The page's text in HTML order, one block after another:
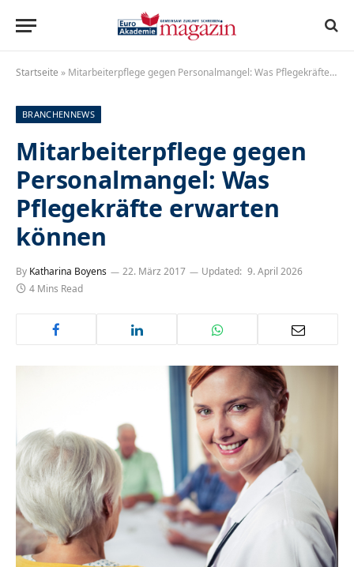
Startseite » Mitarbeiterpflege gegen Personalmangel: Was Pflegekräfte erwarten können
BRANCHENNEWS
Mitarbeiterpflege gegen
Personalmangel: Was
Pflegekräfte erwarten
können
By Katharina Boyens 22. März 2017 Updated: 9. April 2026
4 Mins Read